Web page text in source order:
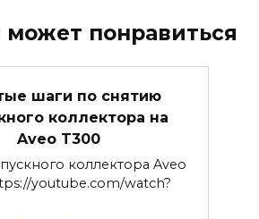
понравиться
шаги по снятию
коллектора на
Aveo T300
коллектора Aveo
youtube.com/watch?